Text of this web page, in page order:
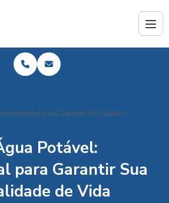
para Garantir Sua Saúde e
Potável:
para Garantir Sua
de Vida